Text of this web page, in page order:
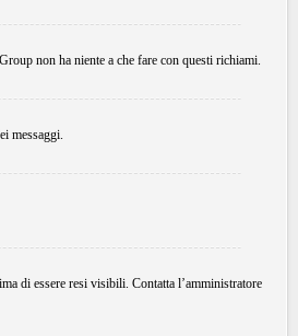
non ha niente a che fare con questi richiami.
messaggi.
di essere resi visibili. Contatta l’amministratore